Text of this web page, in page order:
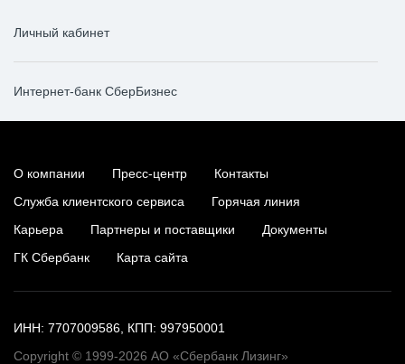
Личный кабинет
Интернет-банк СберБизнес
О компании Пресс-центр
Контакты
Служба клиентского сервиса
Горячая линия
Карьера
Партнеры и поставщики
Документы
ГК Сбербанк
Карта сайта
ИНН: 7707009586, КПП: 997950001
Copyright © 1999-2026 АО «Сбербанк Лизинг»